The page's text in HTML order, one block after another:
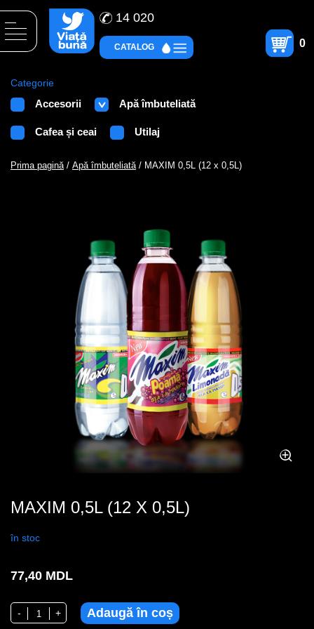
14 020
0
CATALOG
Categorie
Accesorii Apă îmbuteliată
Cafea și ceai Utilaj
Prima pagină/ Apă îmbuteliată/ MAXIM 0,5L (12 x 0,5L)
MAXIM 0,5L (12 X 0,5L)
în stoc
77,40 MDL
Cantitate MAXIM 0,5L (12 x 0,5L)
- + Adaugă în coș